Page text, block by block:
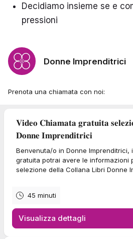
Decidiamo insieme se e
pressioni